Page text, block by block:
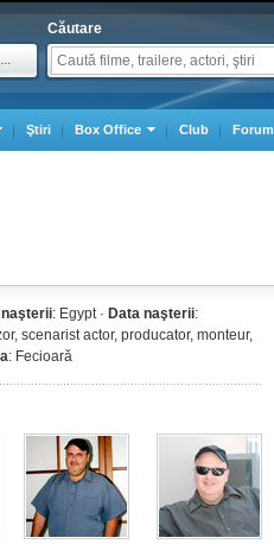
Căutare
Ştiri Box Office Club Forum
naşterii: Egypt · Data naşterii:
scenarist actor, producator, monteur,
: Fecioară